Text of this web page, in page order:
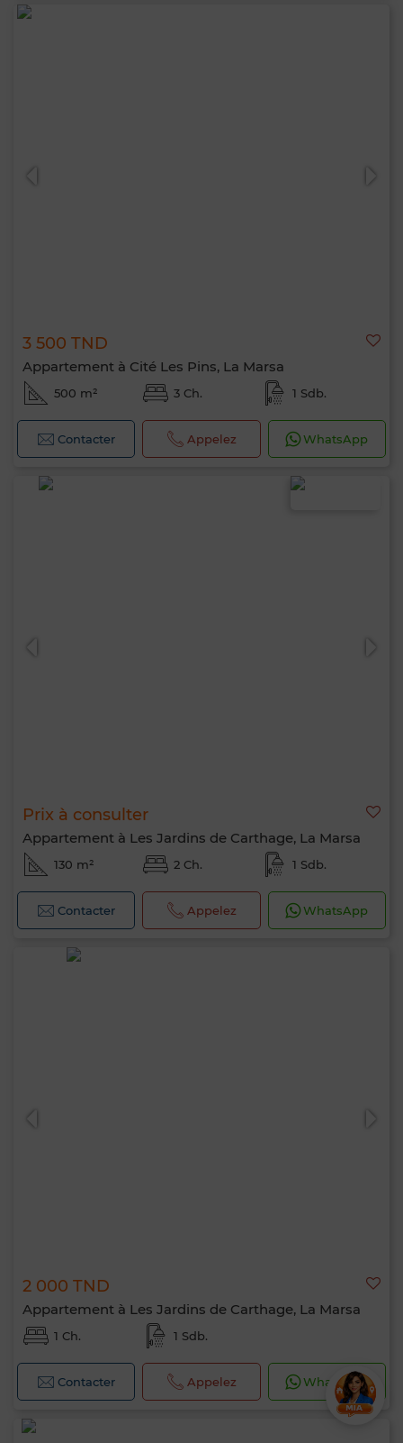
3 500 TND
Appartement à Cité Les Pins, La Marsa
500 m² 3 Ch. 1 Sdb.
Contacter Appelez WhatsApp
Prix à consulter
Appartement à Les Jardins de Carthage, La Marsa
130 m² 2 Ch. 1 Sdb.
Contacter Appelez WhatsApp
2 000 TND
Appartement à Les Jardins de Carthage, La Marsa
1 Ch. 1 Sdb.
Contacter Appelez WhatsApp
0 / 500